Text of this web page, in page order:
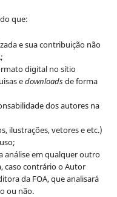
que:
e sua contribuição não
;
digital no sítio
edownloadsde forma
dos autores na
ilustrações, vetores e etc.)
análise em qualquer outro
caso contrário o Autor
da FOA, que analisará
ou não.